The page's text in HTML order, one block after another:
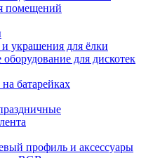
помещений
украшения для ёлки
оборудование для дискотек
батарейках
профиль и аксессуары